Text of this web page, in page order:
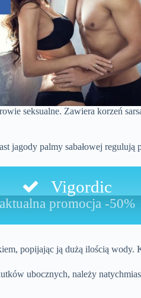
seksualne. Zawiera korzeń
jagody palmy sabałowej
Vigordic
aktualna promocja -50%
popijając ją dużą ilością
ubocznych, należy